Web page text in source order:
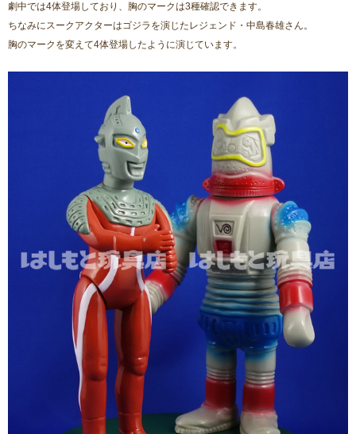
劇中では4体登場しており、胸のマークは3種確認できます。
ちなみにスークアクターはゴジラを演じたレジェンド・中島春雄さん。
胸のマークを変えて4体登場したように演じています。